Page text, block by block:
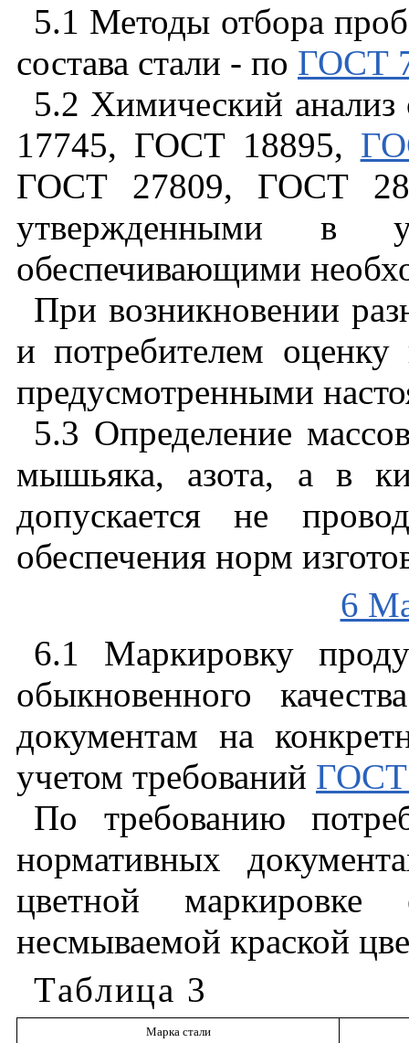
5.1 Методы отбора проб
состава стали - по ГОСТ
5.2 Химический анализ
17745, ГОСТ18895,
ГОСТ 27809, ГОСТ
утвержденными
в
обеспечивающими
При возникновении
и потребителем оценку
предусмотренными
5.3 Определение
мышьяка, азота, а в
допускается
не
обеспечения норм
6
6.1 Маркировку
обыкновенного
качества
документам на
учетом требований ГОСТ
По
требованию
нормативных
цветной
маркировке
несмываемой краской
Таблица 3
Марка стали